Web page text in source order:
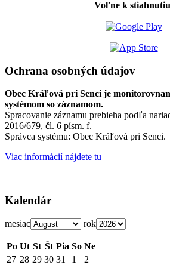
Voľne k
Ochrana osobných údajov
Obec Kráľová pri Senci je
systémom so záznamom.
Spracovanie záznamu prebieha podľa
2016/679, čl. 6 písm. f.
Správca systému: Obec Kráľová pri Senci.
Viac informácií nájdete tu
Kalendár
mesiac rok
Po Ut St Št Pia So Ne
27 28 29 30 31 1
2